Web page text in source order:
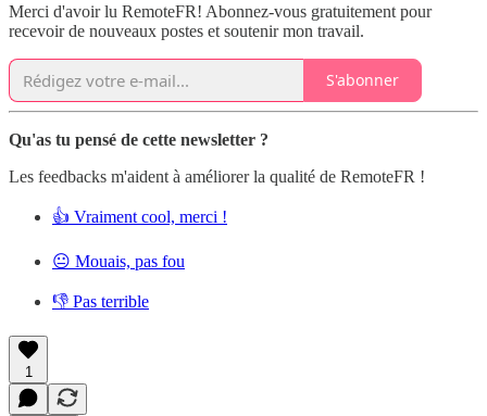
Merci d'avoir lu RemoteFR! Abonnez-vous gratuitement pour
recevoir de nouveaux postes et soutenir mon travail.
S'abonner
Qu'as tu pensé de cette newsletter ?
Les feedbacks m'aident à améliorer la qualité de RemoteFR !
👍 Vraiment cool, merci !
😐 Mouais, pas fou
👎 Pas terrible
1